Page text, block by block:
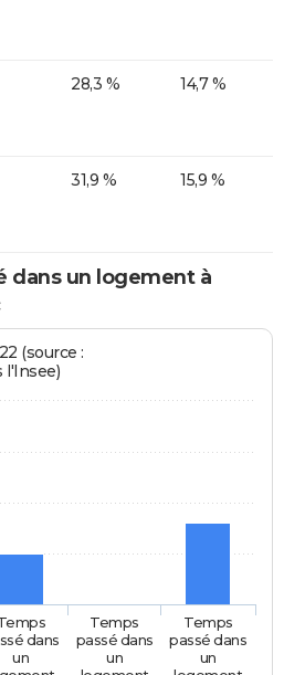
28,3 % 14,7 %
31,9 % 15,9 %
dans un logement à
(source :
l'Insee)
dans
un
Temps
passé dans
un
Temps
passé dans
un